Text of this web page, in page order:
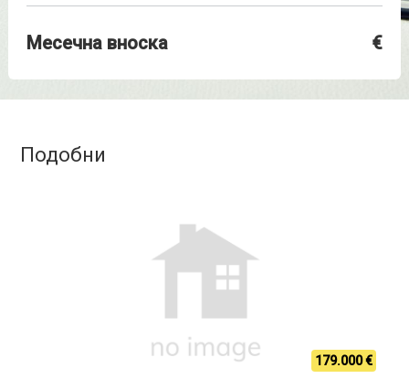
Месечна вноска €
Подобни
179.000 €